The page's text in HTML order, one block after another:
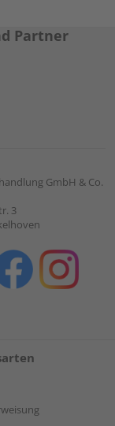
Partner
GmbH & Co.
3